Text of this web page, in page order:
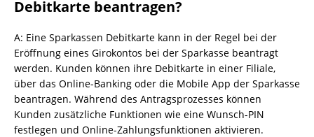
Debitkarte beantragen?
A: Eine Sparkassen Debitkarte kann in der Regel bei der
Eröffnung eines Girokontos bei der Sparkasse beantragt
werden. Kunden können ihre Debitkarte in einer Filiale,
über das Online-Banking oder die Mobile App der Sparkasse
beantragen. Während des Antragsprozesses können
Kunden zusätzliche Funktionen wie eine Wunsch-PIN
festlegen und Online-Zahlungsfunktionen aktivieren.